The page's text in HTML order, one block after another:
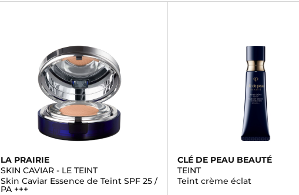
LA PRAIRIE
SKIN CAVIAR - LE TEINT
Skin Caviar Essence de Teint SPF 25 /
PA +++
CLÉ DE PEAU BEAUTÉ
TEINT
Teint crème éclat